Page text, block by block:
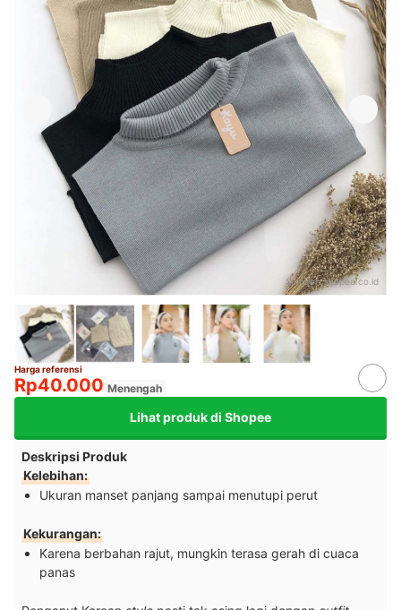
Sumber:shopee.co.id
Harga referensi
Rp40.000 Menengah
Lihat produk di Shopee
Deskripsi Produk
Kelebihan:
Ukuran manset panjang sampai menutupi perut
Kekurangan:
Karena berbahan rajut, mungkin terasa gerah di cuaca
panas